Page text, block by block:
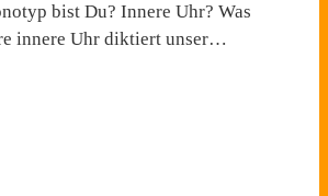
bist Du? Innere Uhr? Was
innere Uhr diktiert unser…